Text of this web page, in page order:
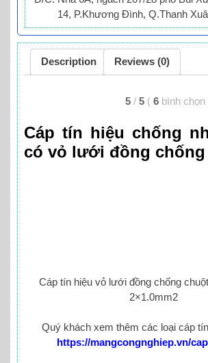
14, P.Khương Đình, Q.Thanh
Description Reviews (0)
5 / 5 ( 6 bình chọn
Cáp tín hiệu chống
có vỏ lưới đồng
Cáp tín hiệu vỏ lưới đồng chống
2×1.0mm2
Quý khách xem thêm các loại cáp
https://mangcongnghiep.vn/